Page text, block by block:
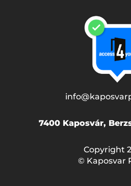
7400 Kaposvár,
Copyright
© Kaposvar